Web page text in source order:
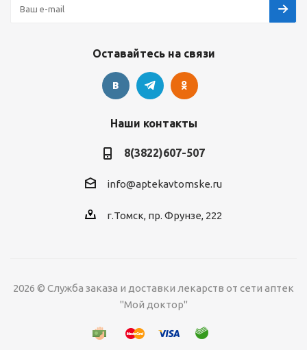
Оставайтесь на связи
Наши контакты
8(3822)607-507
info@aptekavtomske.ru
г.Томск, пр. Фрунзе, 222
2026 © Служба заказа и доставки лекарств от сети аптек
"Мой доктор"